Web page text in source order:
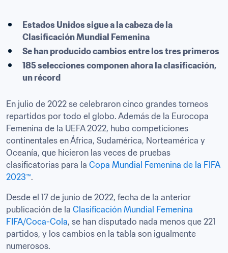
Estados Unidos sigue a la cabeza de la
Clasificación Mundial Femenina
Se han producido cambios entre los tres primeros
185 selecciones componen ahora la clasificación,
un récord
En julio de 2022 se celebraron cinco grandes torneos
repartidos por todo el globo. Además de la Eurocopa
Femenina de la UEFA 2022, hubo competiciones
continentales en África, Sudamérica, Norteamérica y
Oceanía, que hicieron las veces de pruebas
clasificatorias para la Copa Mundial Femenina de la FIFA
2023™.
Desde el 17 de junio de 2022, fecha de la anterior
publicación de la Clasificación Mundial Femenina
FIFA/Coca-Cola, se han disputado nada menos que 221
partidos, y los cambios en la tabla son igualmente
numerosos.